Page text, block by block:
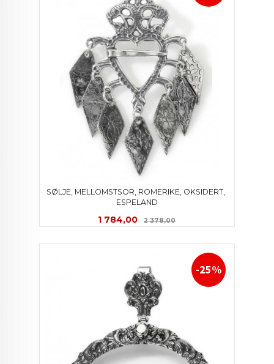
SØLJE, MELLOMSTSOR, ROMERIKE, OKSIDERT,
ESPELAND
Tilbud
1 784,00 2 378,00Rabatt
-25%